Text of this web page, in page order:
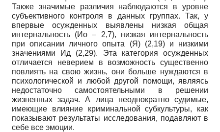
Также значимые различия наблюдаются в уровне
субъективного контроля в данных группах. Так, у
впервые осужденных выявлены низкая общая
интернальность (Ио – 2,7), низкая интернальность
при описании личного опыта (Я) (2,19) и низкими
значениями Ид (2,29). Эта категория осужденных
отличается неверием в возможность существенно
повлиять на свою жизнь, они больше нуждаются в
психологической и любой другой помощи, являясь
недостаточно самостоятельными в решении
жизненных задач. А лица неоднократно судимые,
имеющие влияние криминальной субкультуры, как
показывают результаты исследования, подавляют в
себе все эмоции.